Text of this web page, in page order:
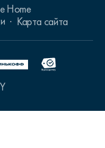
Home
Карта сайта